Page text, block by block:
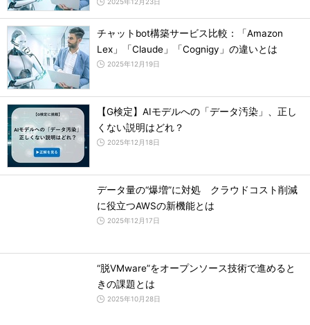
チャットbot構築サービス比較：「Amazon
Lex」「Claude」「Cognigy」の違いとは
2025年12月19日
【G検定】AIモデルへの「データ汚染」、正し
くない説明はどれ？
2025年12月18日
データ量の“爆増”に対処 クラウドコスト削減
に役立つAWSの新機能とは
2025年12月17日
“脱VMware”をオープンソース技術で進めると
きの課題とは
2025年10月28日